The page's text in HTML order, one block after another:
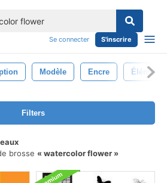
Se connecter S'inscrire
Modèle Encre Élément
Filters
brosse
watercolor flower